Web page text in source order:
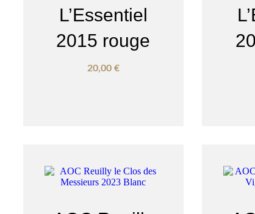
L’Essentiel
2015 rouge
20,00 €